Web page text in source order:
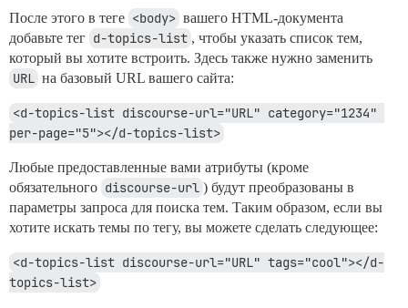
После этого в теге <body> вашего HTML-документа
добавьте тег d-topics-list , чтобы указать список тем,
который вы хотите встроить. Здесь также нужно заменить
URL на базовый URL вашего сайта:
<d-topics-list discourse-url="URL" category="1234"
per-page="5"></d-topics-list>
Любые предоставленные вами атрибуты (кроме
обязательного discourse-url ) будут преобразованы в
параметры запроса для поиска тем. Таким образом, если вы
хотите искать темы по тегу, вы можете сделать следующее:
<d-topics-list discourse-url="URL" tags="cool"></d-
topics-list>